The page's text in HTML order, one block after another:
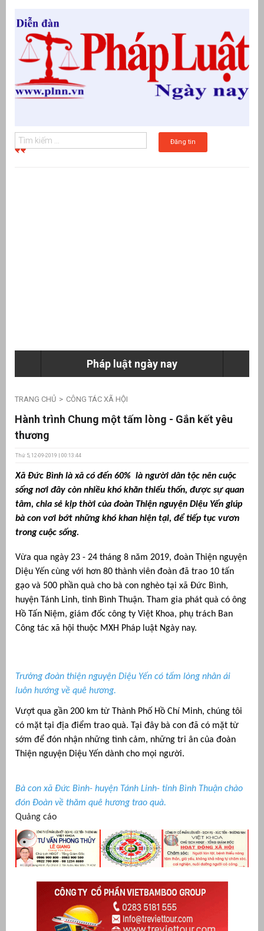
Đăng tin
Pháp luật ngày nay
TRANG CHỦ CÔNG TÁC XÃ HỘI
Hành trình Chung một tấm lòng - Gắn kết yêu
thương
Thứ 5, 12-09-2019 | 00:13:44
Xã Đức Bình là xã có đến 60% là người dân tộc nên cuộc
sống nơi đây còn nhiều khó khăn thiếu thốn, được sự quan
tâm, chia sẻ kịp thời của đoàn Thiện nguyện Diệu Yến giúp
bà con vơi bớt những khó khan hiện tại, để tiếp tục vươn
trong cuộc sống.
Vừa qua ngày 23 - 24 tháng 8 năm 2019, đoàn Thiện nguyện
Diệu Yến cùng với hơn 80 thành viên đoàn đã trao 10 tấn
gạo và 500 phần quà cho bà con nghèo tại xã Đức Bình,
huyện Tánh Linh, tỉnh Bình Thuận. Tham gia phát quà có ông
Hồ Tấn Niệm, giám đốc công ty Việt Khoa, phụ trách Ban
Công tác xã hội thuộc MXH Pháp luật Ngày nay.
Trưởng đoàn thiện nguyện Diệu Yến có tấm lòng nhân ái
luôn hướng về quê hương.
Vượt qua gần 200 km từ Thành Phố Hồ Chí Minh, chúng tôi
có mặt tại địa điểm trao quà. Tại đây bà con đã có mặt từ
sớm để đón nhận những tình cảm, những tri ân của đoàn
Thiện nguyện Diệu Yến dành cho mọi người.
Bà con xã Đức Bình- huyện Tánh Linh- tỉnh Bình Thuận chào
đón Đoàn về thăm quê hương trao quà.
Quảng cáo